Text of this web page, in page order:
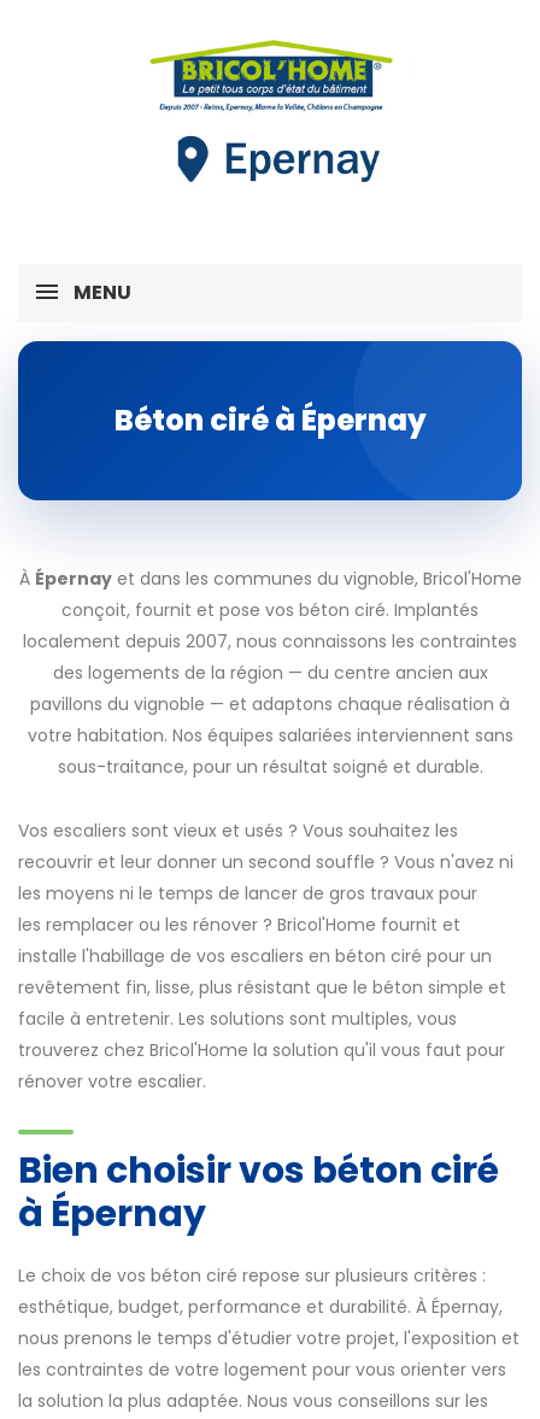
MENU
Béton ciré à Épernay
À Épernayet dans les communes du vignoble, Bricol'Home
conçoit, fournit et pose vos béton ciré. Implantés
localement depuis 2007, nous connaissons les contraintes
des logements de la région — du centre ancien aux
pavillons du vignoble — et adaptons chaque réalisation à
votre habitation. Nos équipes salariées interviennent sans
sous-traitance, pour un résultat soigné et durable.
Vos escaliers sont vieux et usés ? Vous souhaitez les
recouvrir et leur donner un second souffle ? Vous n'avez ni
les moyens ni le temps de lancer de gros travaux pour
les remplacer ou les rénover ? Bricol'Home fournit et
installe l'habillage de vos escaliers en béton ciré pour un
revêtement fin, lisse, plus résistant que le béton simple et
facile à entretenir. Les solutions sont multiples, vous
trouverez chez Bricol'Home la solution qu'il vous faut pour
rénover votre escalier.
Bien choisir vos béton ciré
à Épernay
Le choix de vos béton ciré repose sur plusieurs critères :
esthétique, budget, performance et durabilité. À Épernay,
nous prenons le temps d'étudier votre projet, l'exposition et
les contraintes de votre logement pour vous orienter vers
la solution la plus adaptée. Nous vous conseillons sur les